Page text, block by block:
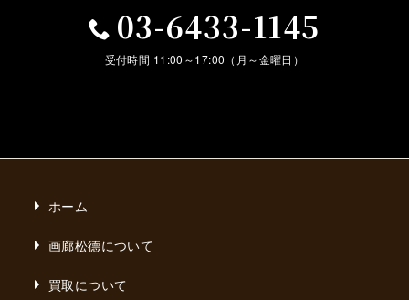
03-6433-1145
受付時間 11:00～17:00（月～金曜日）
ホーム
画廊松德について
買取について